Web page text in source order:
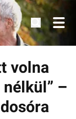
volna
–